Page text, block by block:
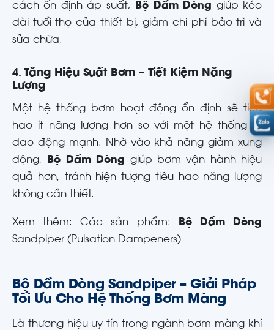
cách ổn định áp suất,
Bộ Dầm Dòng giúp kéo
dài tuổi thọ của thiết bị, giảm chi phí bảo trì và
sửa chữa.
4.Tăng Hiệu Suất Bơm – Tiết Kiệm Năng
Lượng
Một hệ thống bơm hoạt động ổn định sẽ tiêu
hao ít năng lượng hơn so với một hệ thống bị
dao động mạnh. Nhờ vào khả năng giảm xung
động,
Bộ Dầm Dòng giúp bơm vận hành hiệu
quả hơn, tránh hiện tượng tiêu hao năng lượng
không cần thiết.
Xem thêm: Các sản phẩm:
Bộ Dầm Dòng
Sandpiper (Pulsation Dampeners)
Bộ Dầm Dòng Sandpiper – Giải Pháp
Tối Ưu Cho Hệ Thống Bơm Màng
Là thương hiệu uy tín trong ngành bơm màng khí